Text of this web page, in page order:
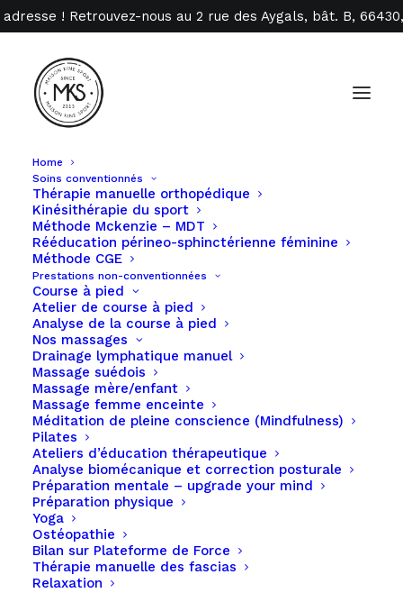
! Retrouvez-nous au 2 rue des Aygals, bât. B,
Home
Soins conventionnés
Thérapie manuelle orthopédique
Kinésithérapie du sport
Méthode Mckenzie – MDT
Rééducation périneo-sphinctérienne féminine
Méthode CGE
Prestations non-conventionnées
Course à pied
Atelier de course à pied
Analyse de la course à pied
Nos massages
Drainage lymphatique manuel
Massage suédois
Massage mère/enfant
Massage femme enceinte
Méditation de pleine conscience (Mindfulness)
Pilates
Ateliers d’éducation thérapeutique
Analyse biomécanique et correction posturale
Préparation mentale – upgrade your mind
Préparation physique
Yoga
Ostéopathie
Bilan sur Plateforme de Force
Thérapie manuelle des fascias
Relaxation
Politique des Cookies
pour Kine Sport 66
Ceci est la politique des cookies pour Kine Sport
66, accessible depuis
maisonkinesport66@gmail.com
Quels sont les cookies
Comme c’est la pratique courante avec presque
tous les sites professionnels, ce site utilise des
cookies, qui sont de petits fichiers téléchargés sur
votre ordinateur, pour améliorer votre expérience.
Cette page décrit quelles informations ils
recueillent, comment nous les utilisons et pourquoi
nous avons parfois besoin de stocker ces cookies.
Nous partagerons également comment vous